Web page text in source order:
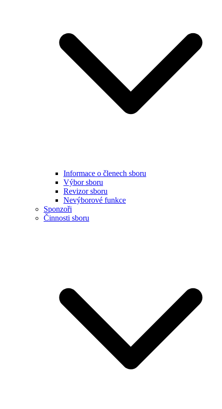
Informace o členech sboru
Výbor sboru
Revizor sboru
Nevýborové funkce
Sponzoři
Činnosti sboru